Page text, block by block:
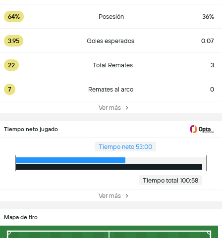
64% Posesión 36%
3.95 Goles esperados 0.07
22 Total Remates 3
7 Remates al arco 0
Ver más
Tiempo neto jugado
Tiempo neto 53:00
Tiempo total 100:58
Ver más
Mapa de tiro